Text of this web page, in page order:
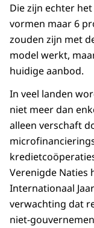
Die zijn echter
vormen maar 6
zouden zijn met
model werkt,
huidige aanbod.
In veel landen
niet meer dan
alleen verschaft
Verenigde Naties
Internationaal
verwachting dat
niet-